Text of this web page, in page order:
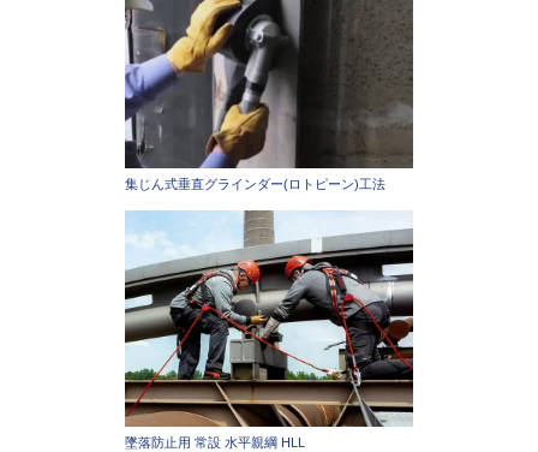
集じん式垂直グラインダー(ロトピーン)工法
墜落防止用 常設 水平親綱 HLL